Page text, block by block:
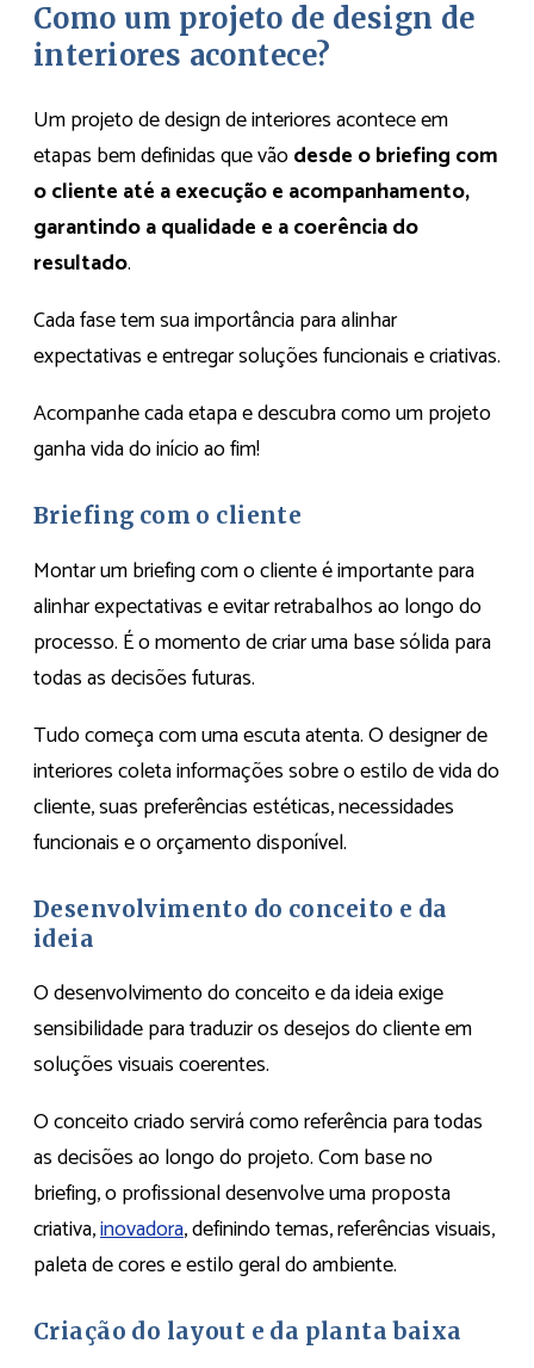
Como um projeto de design de
interiores acontece?
Um projeto de design de interiores acontece em
etapas bem definidas que vãodesde o briefing com
o cliente até a execução e acompanhamento,
garantindo a qualidade e a coerência do
resultado.
Cada fase tem sua importância para alinhar
expectativas e entregar soluções funcionais e criativas.
Acompanhe cada etapa e descubra como um projeto
ganha vida do início ao fim!
Briefing com o cliente
Montar um briefing com o cliente é importante para
alinhar expectativas e evitar retrabalhos ao longo do
processo. É o momento de criar uma base sólida para
todas as decisões futuras.
Tudo começa com uma escuta atenta. O designer de
interiores coleta informações sobre o estilo de vida do
cliente, suas preferências estéticas, necessidades
funcionais e o orçamento disponível.
Desenvolvimento do conceito e da
ideia
O desenvolvimento do conceito e da ideia exige
sensibilidade para traduzir os desejos do cliente em
soluções visuais coerentes.
O conceito criado servirá como referência para todas
as decisões ao longo do projeto. Com base no
briefing, o profissional desenvolve uma proposta
criativa,inovadora, definindo temas, referências visuais,
paleta de cores e estilo geral do ambiente.
Criação do layout e da planta baixa